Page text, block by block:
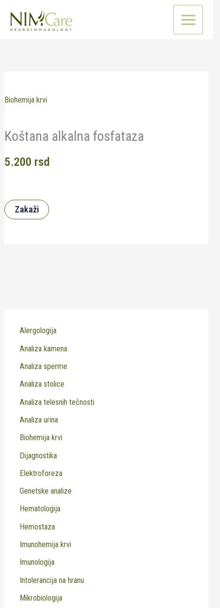
Biohemija krvi
Koštana alkalna fosfataza
5.200 rsd
Zakaži
Alergologija
Analiza kamena
Analiza sperme
Analiza stolice
Analiza telesnih tečnosti
Analiza urina
Biohemija krvi
Dijagnostika
Elektroforeza
Genetske analize
Hematologija
Hemostaza
Imunohemija krvi
Imunologija
Intolerancija na hranu
Mikrobiologija